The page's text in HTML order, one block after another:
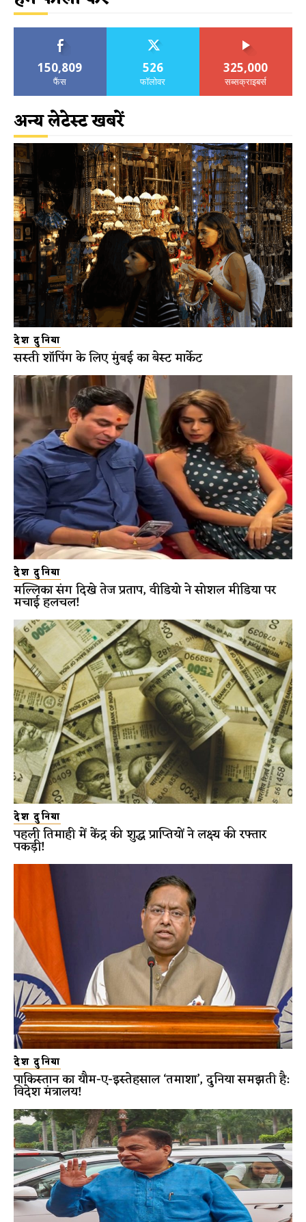
150,809
फैंस
526
फॉलोवर
325,000
सब्सक्राइबर्स
अन्य लेटेस्ट खबरें
देश दुनिया
सस्ती शॉपिंग के लिए मुंबई का बेस्ट मार्केट
देश दुनिया
मल्लिका संग दिखे तेज प्रताप, वीडियो ने सोशल मीडिया पर
मचाई हलचल!
देश दुनिया
पहली तिमाही में केंद्र की शुद्ध प्राप्तियों ने लक्ष्य की रफ्तार
पकड़ी!
देश दुनिया
पाकिस्तान का यौम-ए-इस्तेहसाल ‘तमाशा’, दुनिया समझती है:
विदेश मंत्रालय!